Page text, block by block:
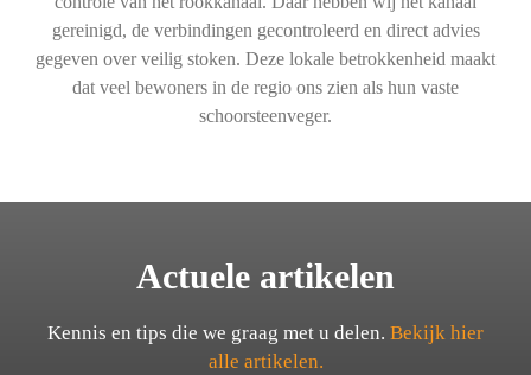
gereinigd, de verbindingen gecontroleerd en direct advies
gegeven over veilig stoken. Deze lokale betrokkenheid maakt
dat veel bewoners in de regio ons zien als hun vaste
schoorsteenveger.
Actuele artikelen
Kennis en tips die we graag met u delen. Bekijk hier
alle artikelen.